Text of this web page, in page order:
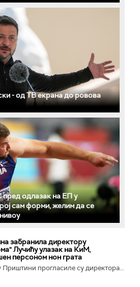
- од ТВ екрана до ровова
одлазак на ЕП у
сам форми, желим да се
забранила директору
Лучићу улазак на КиМ,
персоном нон грата
Приштини прогласиле су директора...